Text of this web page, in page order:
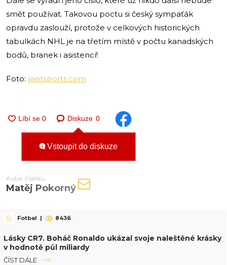
smět používat. Takovou poctu si český sympaťák
opravdu zaslouží, protože v celkových historických
tabulkách NHL je na třetím místě v počtu kanadských
bodů, branek i asistencí!
Foto: rantsports.com
Diskuze 0
Vstoupit do diskuze
Autor článku
Matěj Pokorný
Fotbal | 8436
Lásky CR7. Boháč Ronaldo ukázal svoje naleštěné krásky
v hodnotě půl miliardy
ČÍST DÁLE